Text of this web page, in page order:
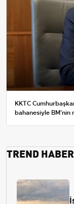
KKTC
bahanesiyle BM'nin
TREND